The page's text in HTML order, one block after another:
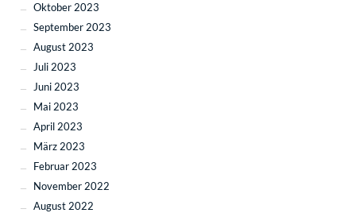
Oktober 2023
September 2023
August 2023
Juli 2023
Juni 2023
Mai 2023
April 2023
März 2023
Februar 2023
November 2022
August 2022